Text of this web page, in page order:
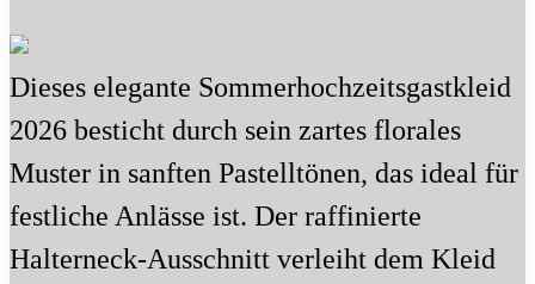
Dieses elegante Sommerhochzeitsgastkleid
2026 besticht durch sein zartes florales
Muster in sanften Pastelltönen, das ideal für
festliche Anlässe ist. Der raffinierte
Halterneck-Ausschnitt verleiht dem Kleid